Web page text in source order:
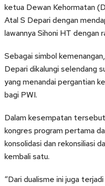
ketua Dewan Kehormatan
Atal S Depari dengan
lawannya Sihoni HT dengan
Sebagai simbol
Depari dikalungi selendang
yang menandai pergantian
bagi PWI.
Dalam kesempatan
kongres program pertama
konsolidasi dan rekonsiliasi
kembali satu.
“Dari dualisme ini juga